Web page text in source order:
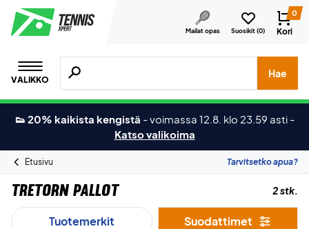
Mailat opas Suosikit (0)
0
Kori
VALIKKO
Hae tuotteita, merkkejä jne.
Hae
👟 20% kaikista kengistä -voimassa 12.8. klo 23.59 asti -
Katso valikoima
Etusivu Tarvitsetko apua?
Tretorn Pallot 2 stk.
Tuotemerkit Suodattimet